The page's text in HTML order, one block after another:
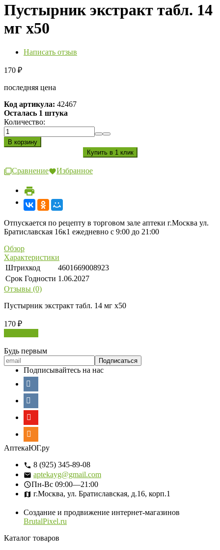
Пустырник экстракт табл. 14
мг х50
Написать отзыв
170 ₽
последняя цена
Код артикула: 42467
Осталась 1 штука
Количество:
Сравнение Избранное
Отпускается по рецепту в торговом зале аптеки г.Москва ул.
Братиславская 16к1 ежедневно с 9:00 до 21:00
Обзор
Характеристики
Штрихкод
4601669008923
Срок Годности 1.06.2027
Отзывы (0)
Пустырник экстракт табл. 14 мг х50
170 ₽
Будь первым
Подписывайтесь на нас
АптекаЮГ.ру
8 (925) 345-89-08
aptekayg@gmail.com
Пн-Вс 09:00—21:00
г.Москва, ул. Братиславская, д.16, корп.1
Создание и продвижение интернет-магазинов
BrutalPixel.ru
Каталог товаров